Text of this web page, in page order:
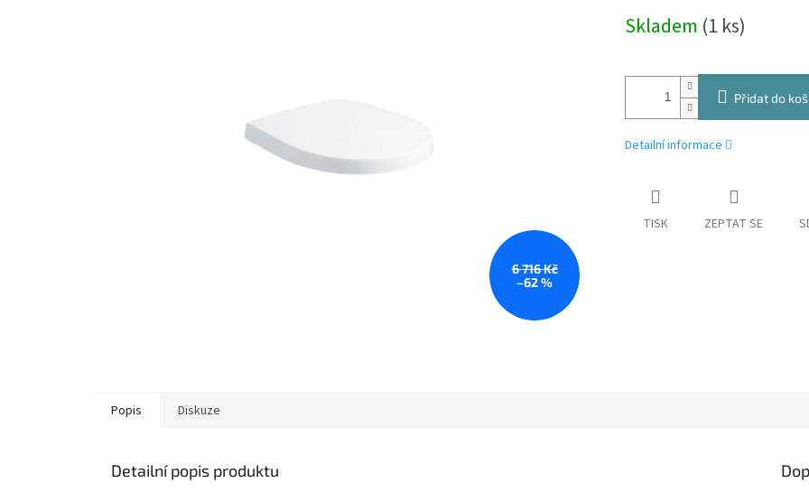
6 716 Kč
–62 %
cena:
Skladem (1 ks)
Přidat do
Detailní informace
TISK ZEPTAT SE
Popis Diskuze
Detailní popis produktu